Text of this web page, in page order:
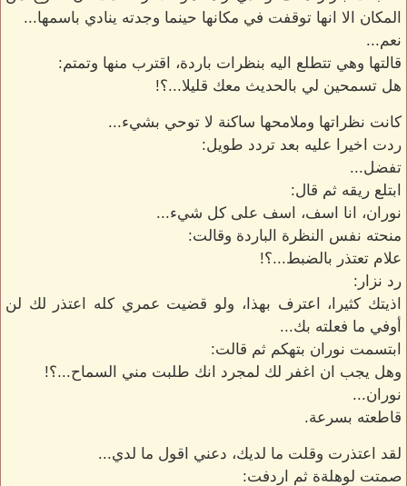
المكان الا انها توقفت في مكانها حينما وجدته ينادي باسمها...
نعم...
قالتها وهي تتطلع اليه بنظرات باردة، اقترب منها وتمتم:
هل تسمحين لي بالحديث معك قليلا...؟!
كانت نظراتها وملامحها ساكنة لا توحي بشيء...
ردت اخيرا عليه بعد تردد طويل:
تفضل...
ابتلع ريقه ثم قال:
نوران، انا اسف، اسف على كل شيء...
منحته نفس النظرة الباردة وقالت:
علام تعتذر بالضبط...؟!
رد نزار:
اذيتك كثيرا، اعترف بهذا، ولو قضيت عمري كله اعتذر لك لن
أوفي ما فعلته بك...
ابتسمت نوران بتهكم ثم قالت:
وهل يجب ان اغفر لك لمجرد انك طلبت مني السماح...؟!
نوران...
قاطعته بسرعة.
لقد اعتذرت وقلت ما لديك، دعني اقول ما لدي...
صمتت لوهلةة ثم اردفت: